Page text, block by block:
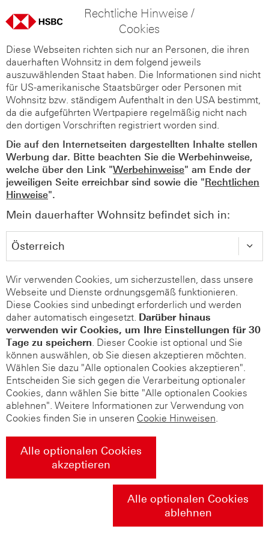
Rechtliche Hinweise /
Cookies
Diese Webseiten richten sich nur an Personen, die ihren
dauerhaften Wohnsitz in dem folgend jeweils
auszuwählenden Staat haben. Die Informationen sind nicht
für US-amerikanische Staatsbürger oder Personen mit
Wohnsitz bzw. ständigem Aufenthalt in den USA bestimmt,
da die aufgeführten Wertpapiere regelmäßig nicht nach
den dortigen Vorschriften registriert worden sind.
Die auf den Internetseiten dargestellten Inhalte stellen
Werbung dar. Bitte beachten Sie die Werbehinweise,
welche über den Link "Werbehinweise" am Ende der
jeweiligen Seite erreichbar sind sowie die "Rechtlichen
Hinweise".
Mein dauerhafter Wohnsitz befindet sich in:
Wir verwenden Cookies, um sicherzustellen, dass unsere
Webseite und Dienste ordnungsgemäß funktionieren.
Diese Cookies sind unbedingt erforderlich und werden
daher automatisch eingesetzt. Darüber hinaus
verwenden wir Cookies, um Ihre Einstellungen für 30
Tage zu speichern. Dieser Cookie ist optional und Sie
können auswählen, ob Sie diesen akzeptieren möchten.
Wählen Sie dazu "Alle optionalen Cookies akzeptieren".
Entscheiden Sie sich gegen die Verarbeitung optionaler
Cookies, dann wählen Sie bitte "Alle optionalen Cookies
ablehnen". Weitere Informationen zur Verwendung von
Cookies finden Sie in unseren Cookie Hinweisen.
Alle optionalen Cookies
akzeptieren
Alle optionalen Cookies
ablehnen